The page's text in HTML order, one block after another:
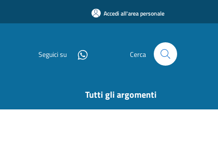
Accedi all'area personale
Seguici su Cerca
Tutti gli argomenti